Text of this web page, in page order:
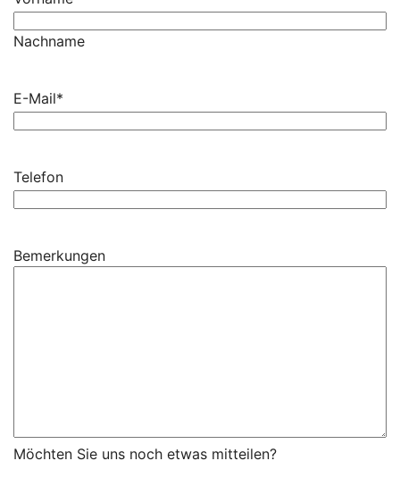
Nachname
E-Mail*
Telefon
Bemerkungen
Möchten Sie uns noch etwas mitteilen?